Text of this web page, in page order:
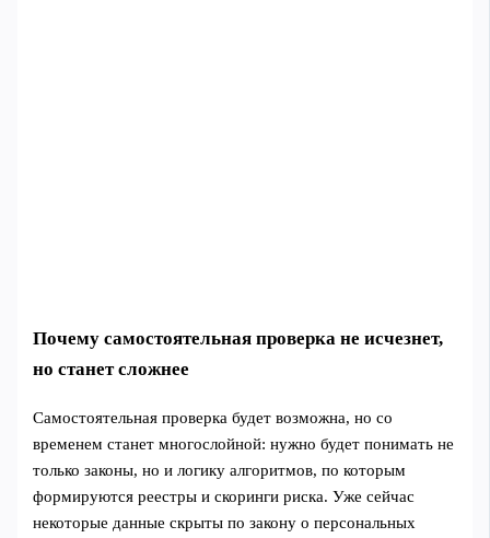
Почему самостоятельная проверка не исчезнет,
но станет сложнее
Самостоятельная проверка будет возможна, но со
временем станет многослойной: нужно будет понимать не
только законы, но и логику алгоритмов, по которым
формируются реестры и скоринги риска. Уже сейчас
некоторые данные скрыты по закону о персональных